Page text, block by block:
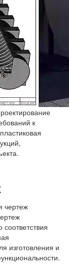
к
изготовления и